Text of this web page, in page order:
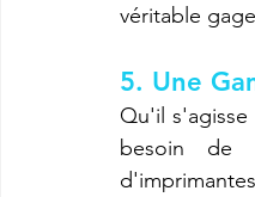
véritable
5. Une
Qu'il
besoin de